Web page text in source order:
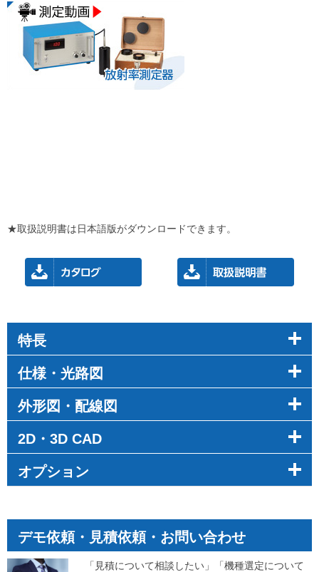
★取扱説明書は日本語版がダウンロードできます。
特長
仕様・光路図
外形図・配線図
2D・3D CAD
オプション
デモ依頼・見積依頼・お問い合わせ
「見積について相談したい」「機種選定について